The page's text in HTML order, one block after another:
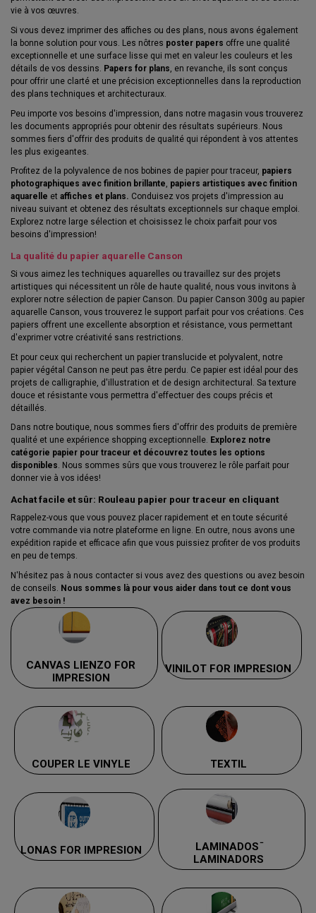
vie à vos œuvres.
Si vous devez imprimer des affiches ou des plans, nous avons également
la bonne solution pour vous. Les nôtres poster papers offre une qualité
exceptionnelle et une surface lisse qui met en valeur les couleurs et les
détails de vos dessins. Papers for plans, en revanche, ils sont conçus
pour offrir une clarté et une précision exceptionnelles dans la reproduction
des plans techniques et architecturaux.
Peu importe vos besoins d'impression, dans notre magasin vous trouverez
les documents appropriés pour obtenir des résultats supérieurs. Nous
sommes fiers d'offrir des produits de qualité qui répondent à vos attentes
les plus exigeantes.
Profitez de la polyvalence de nos bobines de papier pour traceur, papiers
photographiques avec finition brillante, papiers artistiques avec finition
aquarelle et affiches et plans. Conduisez vos projets d'impression au
niveau suivant et obtenez des résultats exceptionnels sur chaque emploi.
Explorez notre large sélection et choisissez le choix parfait pour vos
besoins d'impression!
La qualité du papier aquarelle Canson
Si vous aimez les techniques aquarelles ou travaillez sur des projets
artistiques qui nécessitent un rôle de haute qualité, nous vous invitons à
explorer notre sélection de papier Canson. Du papier Canson 300g au papier
aquarelle Canson, vous trouverez le support parfait pour vos créations. Ces
papiers offrent une excellente absorption et résistance, vous permettant
d'exprimer votre créativité sans restrictions.
Et pour ceux qui recherchent un papier translucide et polyvalent, notre
papier végétal Canson ne peut pas être perdu. Ce papier est idéal pour des
projets de calligraphie, d'illustration et de design architectural. Sa texture
douce et résistante vous permettra d'effectuer des coups précis et
détaillés.
Dans notre boutique, nous sommes fiers d'offrir des produits de première
qualité et une expérience shopping exceptionnelle. Explorez notre
catégorie papier pour traceur et découvrez toutes les options
disponibles. Nous sommes sûrs que vous trouverez le rôle parfait pour
donner vie à vos idées!
Achat facile et sûr: Rouleau papier pour traceur en cliquant
Rappelez-vous que vous pouvez placer rapidement et en toute sécurité
votre commande via notre plateforme en ligne. En outre, nous avons une
expédition rapide et efficace afin que vous puissiez profiter de vos produits
en peu de temps.
N'hésitez pas à nous contacter si vous avez des questions ou avez besoin
de conseils. Nous sommes là pour vous aider dans tout ce dont vous
avez besoin !
CANVAS LIENZO FOR
IMPRESION
VINILOT FOR IMPRESION
COUPER LE VINYLE TEXTIL
LONAS FOR IMPRESION
LAMINADOS ̄
LAMINADORS